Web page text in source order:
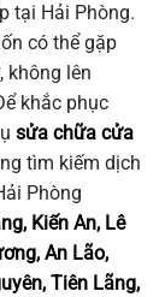
tại Hải Phòng.
có thể gặp
không lên
khắc phục
sửa chữa cửa
tìm kiếm dịch
Phòng
Kiến An, Lê
An Lão,
Tiên Lãng,